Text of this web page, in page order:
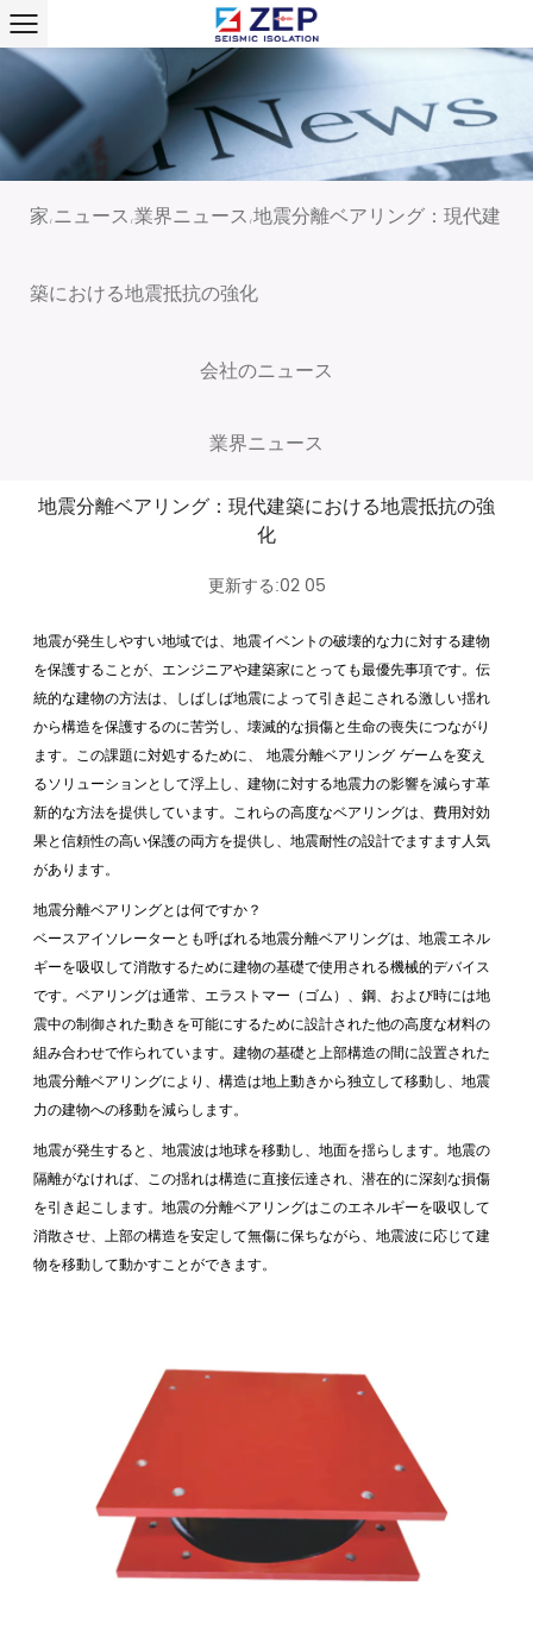
家 / ニュース / 業界ニュース / 地震分離ベアリング：現代建
築における地震抵抗の強化
会社のニュース
業界ニュース
地震分離ベアリング：現代建築における地震抵抗の強
化
更新する:02 05
地震が発生しやすい地域では、地震イベントの破壊的な力に対する建物
を保護することが、エンジニアや建築家にとっても最優先事項です。伝
統的な建物の方法は、しばしば地震によって引き起こされる激しい揺れ
から構造を保護するのに苦労し、壊滅的な損傷と生命の喪失につながり
ます。この課題に対処するために、地震分離ベアリングゲームを変え
るソリューションとして浮上し、建物に対する地震力の影響を減らす革
新的な方法を提供しています。これらの高度なベアリングは、費用対効
果と信頼性の高い保護の両方を提供し、地震耐性の設計でますます人気
があります。
地震分離ベアリングとは何ですか？
ベースアイソレーターとも呼ばれる地震分離ベアリングは、地震エネル
ギーを吸収して消散するために建物の基礎で使用される機械的デバイス
です。ベアリングは通常、エラストマー（ゴム）、鋼、および時には地
震中の制御された動きを可能にするために設計された他の高度な材料の
組み合わせで作られています。建物の基礎と上部構造の間に設置された
地震分離ベアリングにより、構造は地上動きから独立して移動し、地震
力の建物への移動を減らします。
地震が発生すると、地震波は地球を移動し、地面を揺らします。地震の
隔離がなければ、この揺れは構造に直接伝達され、潜在的に深刻な損傷
を引き起こします。地震の分離ベアリングはこのエネルギーを吸収して
消散させ、上部の構造を安定して無傷に保ちながら、地震波に応じて建
物を移動して動かすことができます。